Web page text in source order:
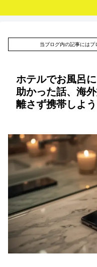
当ブログ内の記事にはプ
ホテルでお風呂
助かった話、海
離さず携帯しよう